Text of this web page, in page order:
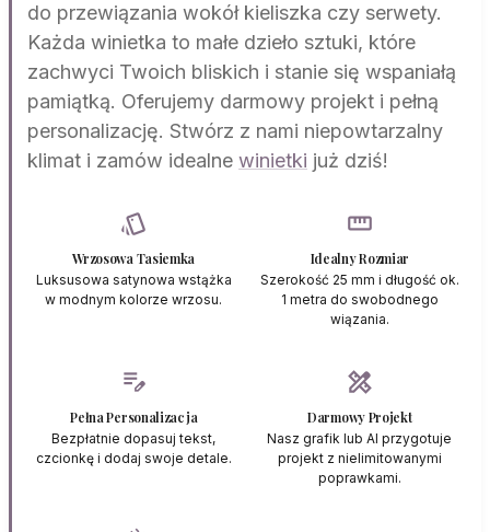
do przewiązania wokół kieliszka czy serwety.
Każda winietka to małe dzieło sztuki, które
zachwyci Twoich bliskich i stanie się wspaniałą
pamiątką. Oferujemy darmowy projekt i pełną
personalizację. Stwórz z nami niepowtarzalny
klimat i zamów idealne winietki już dziś!
style
Wrzosowa Tasiemka
Luksusowa satynowa wstążka
w modnym kolorze wrzosu.
straighten
Idealny Rozmiar
Szerokość 25 mm i długość ok.
1 metra do swobodnego
wiązania.
edit_note
Pełna Personalizacja
Bezpłatnie dopasuj tekst,
czcionkę i dodaj swoje detale.
design_services
Darmowy Projekt
Nasz grafik lub AI przygotuje
projekt z nielimitowanymi
poprawkami.